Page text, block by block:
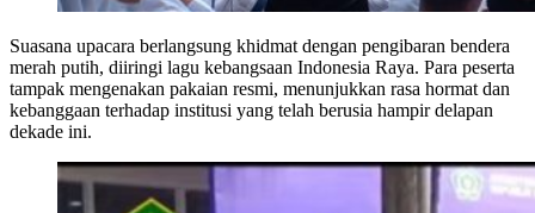
Suasana upacara berlangsung khidmat dengan pengibaran bendera
merah putih, diiringi lagu kebangsaan Indonesia Raya. Para peserta
tampak mengenakan pakaian resmi, menunjukkan rasa hormat dan
kebanggaan terhadap institusi yang telah berusia hampir delapan
dekade ini.